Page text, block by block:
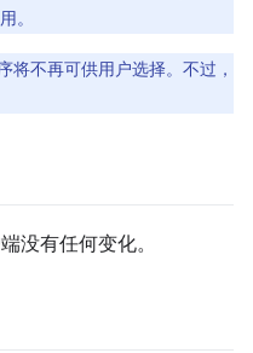
。
将不再可供用户选择。不过，
没有任何变化。